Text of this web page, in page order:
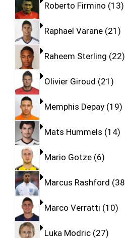
Roberto Firmino 13
Raphael Varane 21
Raheem Sterling 22
Olivier Giroud 21
Memphis Depay 19
Mats Hummels 14
Mario Gotze 6
Marcus Rashford 38
Marco Verratti 10
Luka Modric 27